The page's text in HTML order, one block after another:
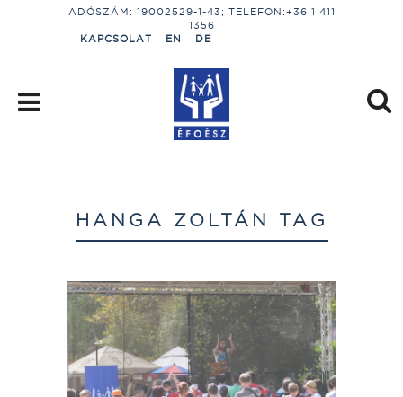
ADÓSZÁM: 19002529-1-43; TELEFON:+36 1 411
1356
KAPCSOLAT
EN DE
HANGA ZOLTÁN TAG